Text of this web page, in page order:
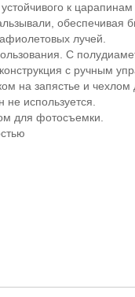
к
лучей.
С
с ручным
на запястье и
используется.
для фотосъемки.